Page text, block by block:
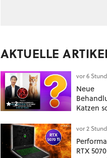
AKTUELLE
2
vor 6
Neue
Katzen
30 Jahre
über
setzen
vor 2
RTX